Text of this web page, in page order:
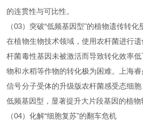
的连贯性与可比性。
（03）突破“低频基因型"的植物遗传转化
在植物生物技术领域，使用农杆菌进行
杆菌毒性基因未被激活而导致转化效率
物和水稻等作物的转化极为困难。上海
信号分子受体的升级版农杆菌感受态细
低频基因型，显著提升大片段基因的植物
（04）化解“细胞复苏"的翻车危机